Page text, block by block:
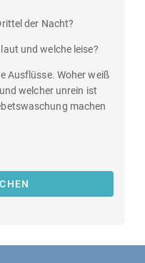
der Nacht?
und welche leise?
Ausflüsse. Woher weiß
welcher unrein ist
machen